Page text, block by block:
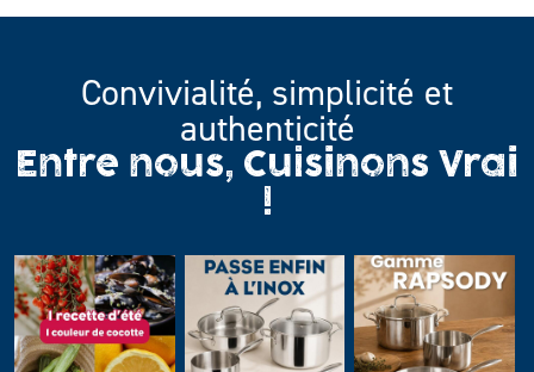
Convivialité, simplicité et
authenticité
Entre nous, Cuisinons Vrai
!